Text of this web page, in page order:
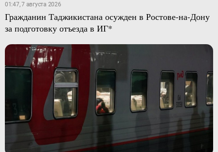
01:47, 7 августа 2026
Гражданин Таджикистана осужден в Ростове-на-Дону
за подготовку отъезда в ИГ*